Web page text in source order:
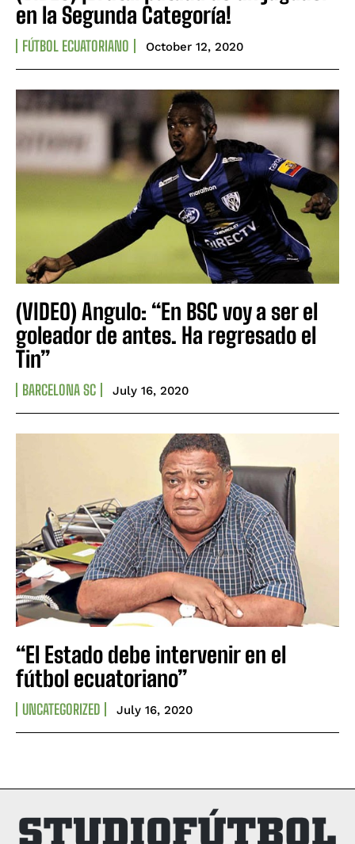
en la Segunda Categoría!
FÚTBOL ECUATORIANO October 12, 2020
(VIDEO) Angulo: “En BSC voy a ser el
goleador de antes. Ha regresado el
Tin”
BARCELONA SC July 16, 2020
“El Estado debe intervenir en el
fútbol ecuatoriano”
UNCATEGORIZED July 16, 2020